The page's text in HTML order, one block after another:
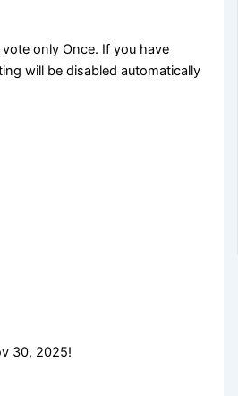
only Once. If you have
will be disabled automatically
30, 2025!